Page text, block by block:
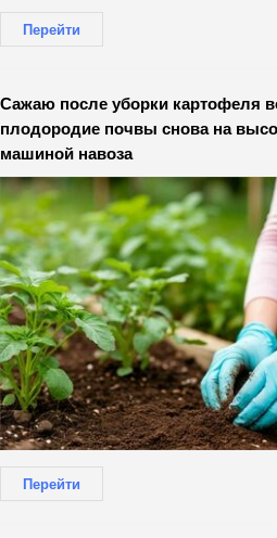
Перейти
Сажаю после уборки картофеля
плодородие почвы снова на
машиной навоза
Перейти